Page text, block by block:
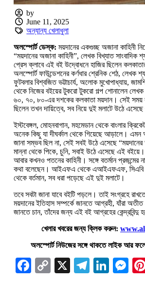
by
June 11, 2025
অন্যান্য খেলাধুলা
অলস্পোর্ট ডেস্ক: ময়দানের একগুচ্ছ অজানা কাহিনী
“ময়দানের অজানা কাহিনী”, লেখক বিখ্যাত সাংবাদিক
প্রেস ক্লাবে এই বই উদ্বোধনে হাজির ছিলেন
অলস্পোর্ট ফাউন্ডেশনের কর্ণধার শ্রেনিক শেঠ, লেখক
ফুটবলার বিশ্বজিত ভট্টাচার্য, অলোক মুখোপাধ্যায়,
থেকে নিজের বইয়ের টুকরো টুকরো গল্প শোনালেন
৬০, ৭০, ৮০-এর দশকের কলকাতা ময়দান। সেই সময়
ছিলেন তখন দায়িত্বে, সব নিয়ে দুই মলাটে উঠে
ইস্টবেঙ্গল, মোহনবাগান, মহমেডান থেকে বাংলার
অনেক কিছু যা দীঘর্কাল থেকে গিয়েছে আড়ালে। এমন
জানা সম্ভব ছিল না, সেই সবই উঠে এসেছে “ময়দানের
মান্না থেকে পিকে, চুনি, সবাই উঠে এসেছে এই
আবার কখনও পতনের কাহিনী। সঙ্গে বতর্মান প্রজন্মের
কথা বলেছেন। আইএফএ থেকে এআইএফএফ, সিএবি
থেকে বর্তমান, সব ধরা পড়েছে এই দুই মলাটে।
তবে সবটা জানা যাবে বইটি পড়লে। তাই সংগ্রহে
ময়দানের ইতিহাস সম্পর্কে জানতে আগ্রহী, যাঁরা অতীত
জানতে চান, তাঁদের জন্য এই বই আগ্রহের কেন্দ্রবিন্দু
খেলার খবরের জন্য ক্লিক করুন:
অলস্পোর্ট নিউজের সঙ্গে থাকতে লাইক আর
Facebook
Copy
X